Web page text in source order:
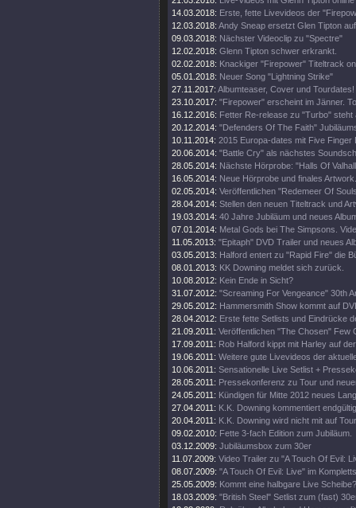
14.03.2018: Erste, fette Livevideos der
12.03.2018: Andy Sneap ersetzt Glen Tipton
09.03.2018: Nächster Videoclip zu "Spectre"
12.02.2018: Glenn Tipton schwer erkrankt.
02.02.2018: Knackiger "Firepower" Titeltrack
05.01.2018: Neuer Song "Lightning Strike"
27.11.2017: Albumteaser, Cover und Tourdates!
23.10.2017: "Firepower" erscheint im Jänner.
16.12.2016: Fetter Re-release zu "Turbo" steht
20.12.2014: "Defenders Of The Faith"
10.11.2014: 2015 Europa-dates mit Five Finger
20.06.2014: "Battle Cry" als nächstes
28.05.2014: Nächste Hörprobe: "Halls Of
16.05.2014: Neue Hörprobe und finales Artwork.
02.05.2014: Veröffentlichen "Redemeer Of
28.04.2014: Stellen den neuen Titeltrack und
19.03.2014: 40 Jahre Jubiläum und neues
07.01.2014: Metal Gods bei The Simpsons.
11.05.2013: "Epitaph" DVD Trailer und neues
03.05.2013: Halford entert zu "Rapid Fire" die
08.01.2013: KK Downing meldet sich zurück.
10.08.2012: Kein Ende in Sicht?
31.07.2012: "Screaming For Vengeance" 30th
29.05.2012: Hammersmith Show kommt auf
28.04.2012: Erste fette Setlists und Eindrücke
21.09.2011: Veröffentlichen "The Chosen" Few
17.09.2011: Rob Halford kippt mit Harley auf
19.06.2011: Weitere gute Livevideos der
10.06.2011: Sensationelle Live Setlist +
28.05.2011: Pressekonferenz zu Tour und
24.05.2011: Kündigen für Mitte 2012 neues
27.04.2011: K.K. Downing kommentiert
20.04.2011: K.K. Downing wird nicht mit auf
09.02.2010: Fette 3-fach Edition zum Jubiläum.
03.12.2009: Jubiläumsbox zum 30er
11.07.2009: Video Trailer zu "A Touch Of Evil:
08.07.2009: "A Touch Of Evil: Live" im
25.05.2009: Kommt eine halbgare Live Scheibe?
18.03.2009: "British Steel" Setlist zum (fast)